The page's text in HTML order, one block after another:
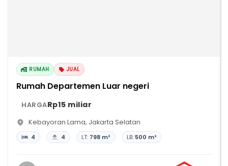
RUMAH JUAL
Rumah Departemen Luar negeri
HARGARp15 miliar
Kebayoran Lama, Jakarta Selatan
4 4 LT: 798 m² LB: 500 m²